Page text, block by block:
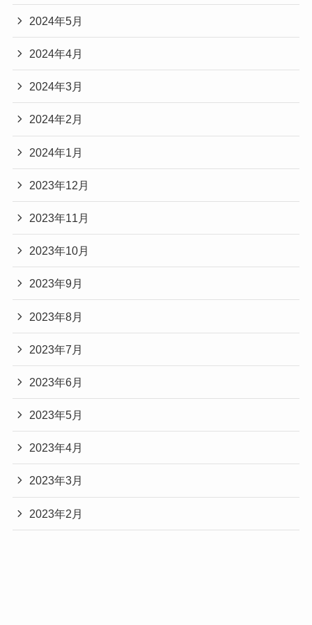
2024年5月
2024年4月
2024年3月
2024年2月
2024年1月
2023年12月
2023年11月
2023年10月
2023年9月
2023年8月
2023年7月
2023年6月
2023年5月
2023年4月
2023年3月
2023年2月